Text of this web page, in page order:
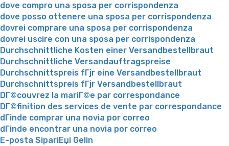
dove compro una sposa per corrispondenza
dove posso ottenere una sposa per corrispondenza
dovrei comprare una sposa per corrispondenza
dovrei uscire con una sposa per corrispondenza
Durchschnittliche Kosten einer Versandbestellbraut
Durchschnittliche Versandauftragspreise
Durchschnittspreis fГјr eine Versandbestellbraut
Durchschnittspreis fГјr Versandbestellbraut
DГ©couvrez la mariГ©e par correspondance
DГ©finition des services de vente par correspondance
dГіnde comprar una novia por correo
dГіnde encontrar una novia por correo
E-posta SipariЕџi Gelin